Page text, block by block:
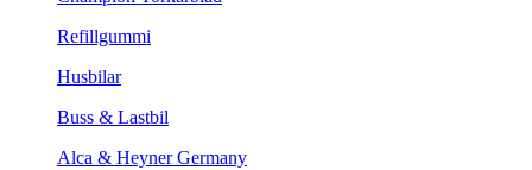
Refillgummi
Husbilar
Buss & Lastbil
Alca & Heyner Germany